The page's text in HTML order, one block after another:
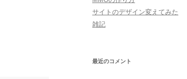
サイトのデザイン変えてみた
雑記
最近のコメント